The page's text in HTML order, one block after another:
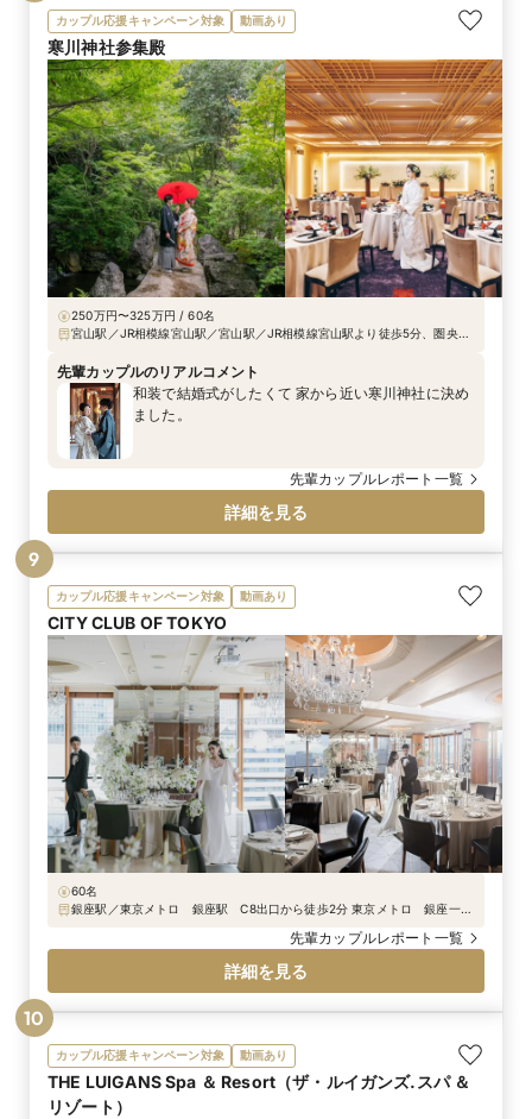
セプトに、とことん話し合って準備をされました。
招待状もオリジナルで作成し、まるで企画展に招待
されたようなチケットデザインに。特別さを表現さ
れました◎ コンセプトの「奈良to鈴木展」に合わ
せ、一番の目玉は待合いのラウンジスペースをおふ
たりのことを知れる展示会スペースに変身させたこ
と。 招待状のチケットを片手に、本当の企画展に足
を運んだかのような空間を一から演出。 ゲストの皆
様も、おふたりの思い出の品を見て当時を思い出し
たりと昔話に花が咲き、笑い声が絶えない時間に。
ご親族様もおふたりの成長を微笑ましく見てくだ
さっていて、大盛況でした。
カップル応援キャンペーン対象 動画あり
寒川神社参集殿
250万円〜325万円 / 60名
宮山駅／JR相模線宮山駅／宮山駅／JR相模線宮山駅より徒歩5分、圏央道
崎駅、辻堂駅、海老名駅ほか、近隣駅や提携ホテルからマイクロバスなど
で無料送迎可
先輩カップルのリアルコメント
和装で結婚式がしたくて 家から近い寒川神社に決め
ました。
先輩カップルレポート一覧
詳細を見る
カップル応援キャンペーン対象 動画あり
CITY CLUB OF TOKYO
60名
銀座駅／東京メトロ 銀座駅 C8出口から徒歩2分 東京メトロ 銀座一丁
先輩カップルレポート一覧
詳細を見る
9
カップル応援キャンペーン対象 動画あり
THE LUIGANS Spa ＆ Resort（ザ・ルイガンズ.スパ ＆
リゾート）
10